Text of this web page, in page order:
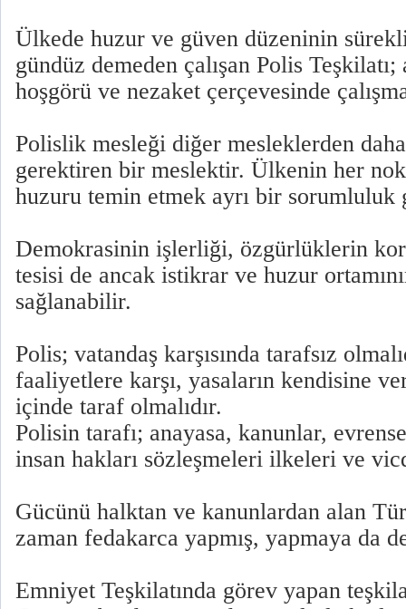
Ülkede huzur ve güven düzeninin sürekli
gündüz demeden çalışan Polis
hoşgörü ve nezaket çerçevesinde
Polislik mesleği diğer mesleklerden
gerektiren bir meslektir. Ülkenin her
huzuru temin etmek ayrı bir sorumluluk
Demokrasinin işlerliği, özgürlüklerin
tesisi de ancak istikrar ve huzur
sağlanabilir.
Polis; vatandaş karşısında tarafsız
faaliyetlere karşı, yasaların kendisine
içinde taraf olmalıdır.
Polisin tarafı; anayasa, kanunlar,
insan hakları sözleşmeleri ilkeleri ve
Gücünü halktan ve kanunlardan alan
zaman fedakarca yapmış, yapmaya da
Emniyet Teşkilatında görev yapan